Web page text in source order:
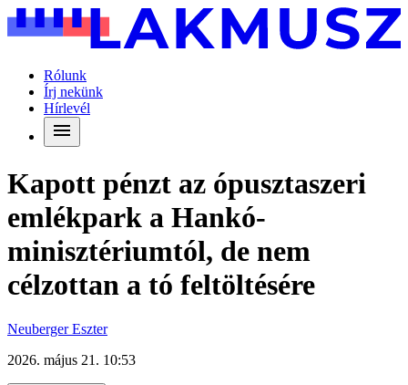
Rólunk
Írj nekünk
Hírlevél
Kapott pénzt az ópusztaszeri
emlékpark a Hankó-
minisztériumtól, de nem
célzottan a tó feltöltésére
Neuberger Eszter
2026. május 21. 10:53